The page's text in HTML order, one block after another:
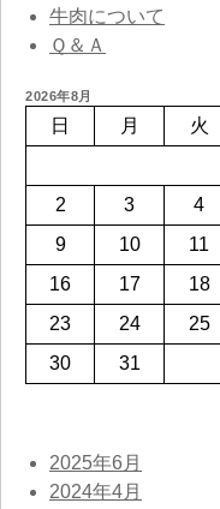
牛肉について
Ｑ＆Ａ
2026年8月
日 月 火
2
3 4
9
10 11
16
17 18
23
24 25
30
31
2025年6月
2024年4月